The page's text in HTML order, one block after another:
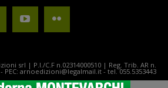
srl | P.I./C.F n.02314000510 | Reg. Trib. AR n.
arnoedizioni@legalmail.it - tel. 055.5353443